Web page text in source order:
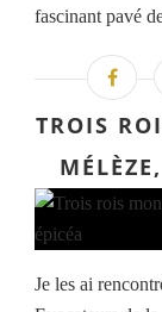
fascinant pavé
TROIS
Je les ai